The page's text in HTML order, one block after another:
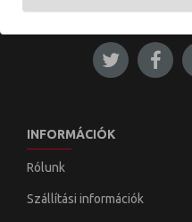
INFORMÁCIÓK
Rólunk
Szállítási információk